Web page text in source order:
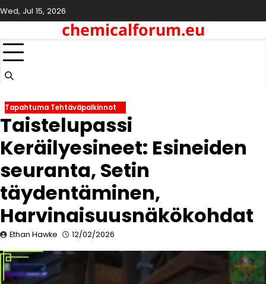
Skip
to
Wed, Jul 15, 2026
chemicalforum.eu
Tapahtuma Tehtäväpalkinnot
Taistelupassi
Keräilyesineet: Esineiden
seuranta, Setin
täydentäminen,
Harvinaisuusnäkökohdat
Ethan Hawke 12/02/2026